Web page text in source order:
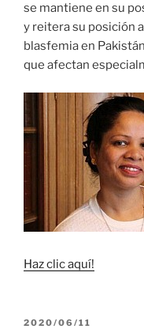
se mantiene en su
y reitera su posición
blasfemia en
que afectan
Haz clic aquí!
PUBLICADO
2020/06/11